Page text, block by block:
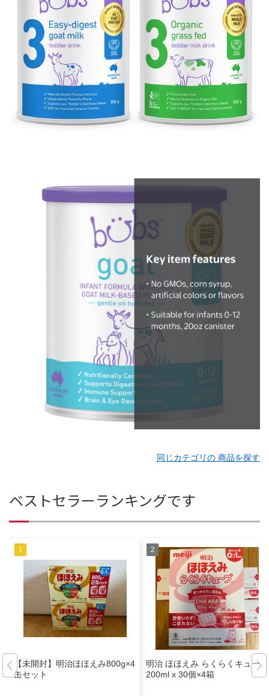
同じカテゴリの 商品を探す
ベストセラーランキングです
【未開封】明治ほほえみ800g×4
缶セット
明治 ほほえみ らくらくキューブ
200ml x 30個×4箱